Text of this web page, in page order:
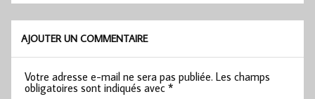
AJOUTER UN COMMENTAIRE
Votre adresse e-mail ne sera pas publiée. Les champs
obligatoires sont indiqués avec*